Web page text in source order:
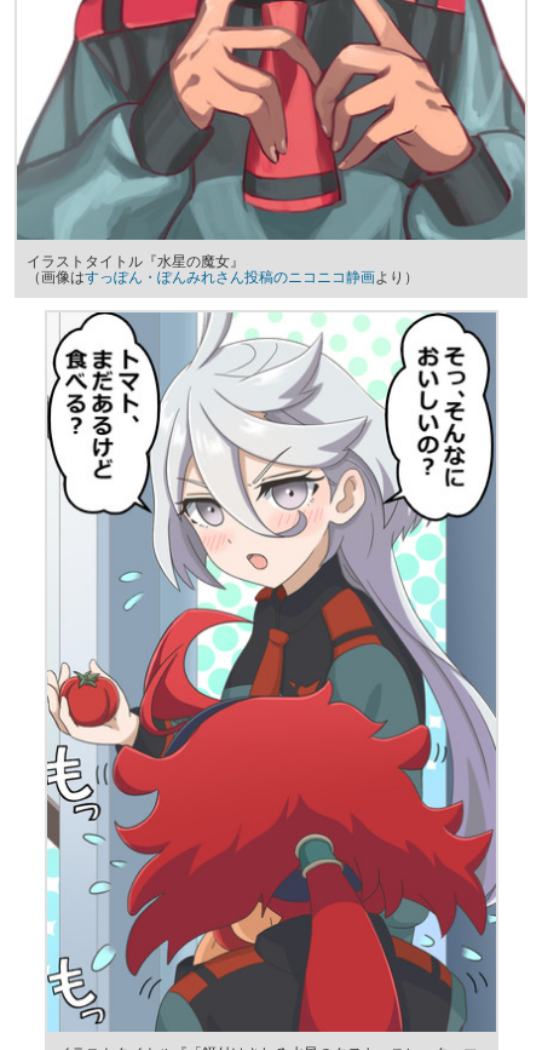
イラストタイトル『水星の魔女』
（画像はすっぽん・ぽんみれさん投稿のニコニコ静画より）